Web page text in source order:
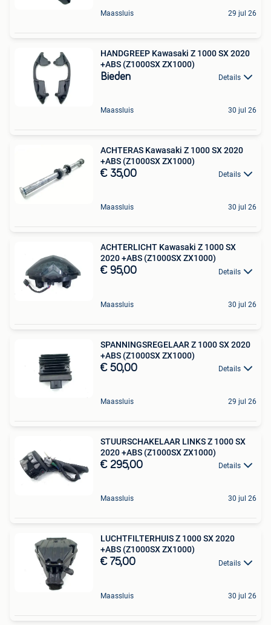
Maassluis 29 jul 26
HANDGREEP Kawasaki Z 1000 SX 2020
+ABS (Z1000SX ZX1000)
Bieden Details
Maassluis 30 jul 26
ACHTERAS Kawasaki Z 1000 SX 2020
+ABS (Z1000SX ZX1000)
€ 35,00 Details
Maassluis 30 jul 26
ACHTERLICHT Kawasaki Z 1000 SX
2020 +ABS (Z1000SX ZX1000)
€ 95,00 Details
Maassluis 30 jul 26
SPANNINGSREGELAAR Z 1000 SX 2020
+ABS (Z1000SX ZX1000)
€ 50,00 Details
Maassluis 29 jul 26
STUURSCHAKELAAR LINKS Z 1000 SX
2020 +ABS (Z1000SX ZX1000)
€ 295,00 Details
Maassluis 30 jul 26
LUCHTFILTERHUIS Z 1000 SX 2020
+ABS (Z1000SX ZX1000)
€ 75,00 Details
Maassluis 30 jul 26